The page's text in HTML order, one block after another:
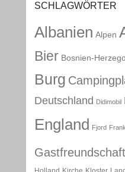
SCHLAGWÖRTER
Albanien Alpen
Bier Bosnien-
Burg
Deutschland Didimobil
England Fjord
Gastfreundschaft